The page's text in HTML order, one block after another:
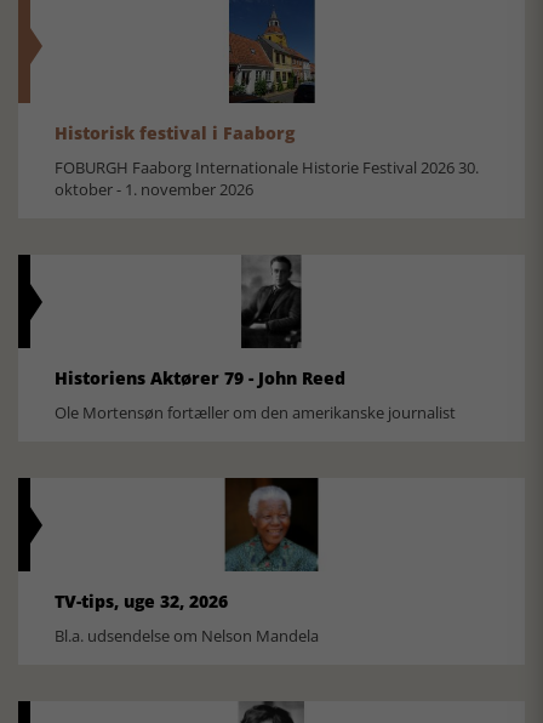
Historisk festival i Faaborg
FOBURGH Faaborg Internationale Historie Festival 2026 30.
oktober - 1. november 2026
Historiens Aktører 79 - John Reed
Ole Mortensøn fortæller om den amerikanske journalist
TV-tips, uge 32, 2026
Bl.a. udsendelse om Nelson Mandela